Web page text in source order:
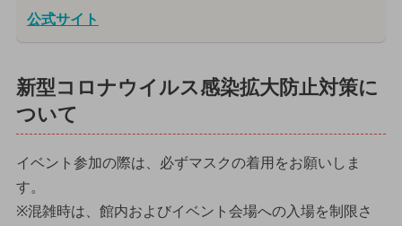
公式サイト
新型コロナウイルス感染拡大防止対策に
ついて
イベント参加の際は、必ずマスクの着用をお願いしま
す。
※混雑時は、館内およびイベント会場への入場を制限さ